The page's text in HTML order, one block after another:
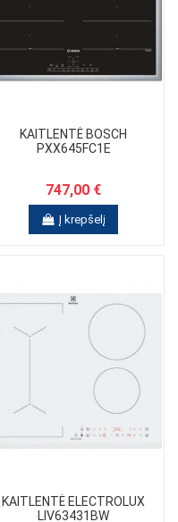
KAITLENTĖ BOSCH
PXX645FC1E
747,00 €
Į krepšelį
KAITLENTĖ ELECTROLUX
LIV63431BW